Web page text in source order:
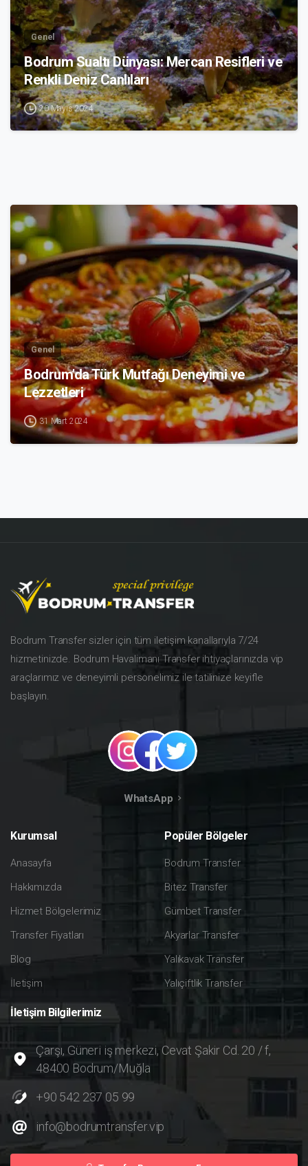
Genel
Bodrum Sualtı Dünyası: Mercan Resifleri ve
Renkli Deniz Canlıları
20 Mayıs 2024
Genel
Bodrum’da Türk Mutfağı Deneyimi ve
Lezzetleri
31 Mart 2024
Bodrum Transfer sizler için tüm iletişim kanallarıyla 7/24
hizmetinizde. Bodrum Havalimanı Transfer ihtiyaçlarınızda vip
araçlarımız ve deneyimli personelimiz ile tatilinize keyifle
başlayın.
WhatsApp
Kurumsal
Anasayfa
Hakkımızda
Hizmet Bölgelerimiz
Transfer Fiyatları
Blog
İletişim
Popüler Bölgeler
Bodrum Transfer
Bitez Transfer
Gümbet Transfer
Akyarlar Transfer
Yalıkavak Transfer
Yalıçiftlik Transfer
İletişim Bilgilerimiz
Çarşı, Güneri iş merkezi, Cevat Şakir Cd. 20 / f,
48400 Bodrum/Muğla
+90 542 237 05 99
info@bodrumtransfer.vip